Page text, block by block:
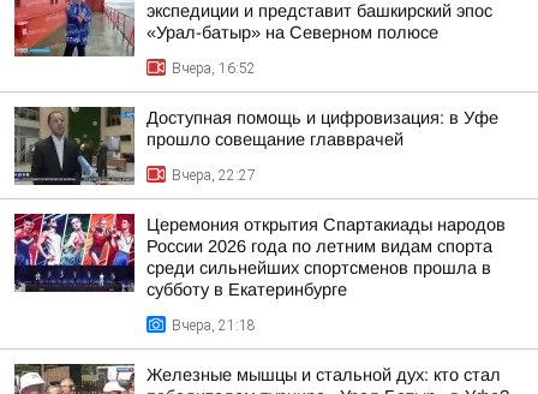
экспедиции и представит башкирский эпос
«Урал-батыр» на Северном полюсе
Вчера, 16:52
Доступная помощь и цифровизация: в Уфе
прошло совещание главврачей
Вчера, 22:27
Церемония открытия Спартакиады народов
России 2026 года по летним видам спорта
среди сильнейших спортсменов прошла в
субботу в Екатеринбурге
Вчера, 21:18
Железные мышцы и стальной дух: кто стал